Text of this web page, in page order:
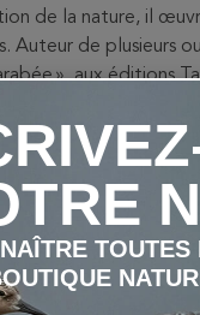
de la nature, il
de plusieurs
», aux éditions
ONT